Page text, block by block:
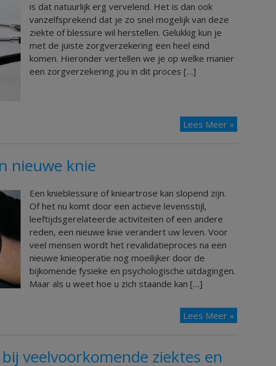
is dat natuurlijk erg vervelend. Het is dan ook
vanzelfsprekend dat je zo snel mogelijk van deze
ziekte of blessure wil herstellen. Gelukkig kun je
met de juiste zorgverzekering een heel eind
komen. Hieronder vertellen we je op welke manier
een zorgverzekering jou in dit proces […]
Lees Meer »
nieuwe knie
Een knieblessure of knieartrose kan slopend zijn.
Of het nu komt door een actieve levensstijl,
leeftijdsgerelateerde activiteiten of een andere
reden, een nieuwe knie verandert uw leven. Voor
veel mensen wordt het revalidatieproces na een
nieuwe knieoperatie nog moeilijker door de
bijkomende fysieke en psychologische uitdagingen.
Maar als u weet hoe u zich staande kan […]
Lees Meer »
veelvoorkomende ziektes en